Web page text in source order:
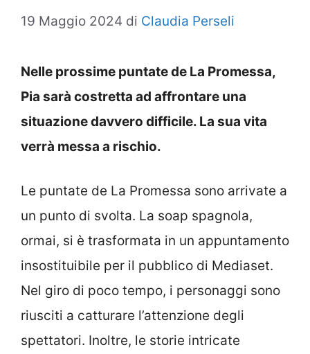
19 Maggio 2024 di Claudia Perseli
Nelle prossime puntate de La Promessa,
Pia sarà costretta ad affrontare una
situazione davvero difficile. La sua vita
verrà messa a rischio.
Le puntate de La Promessa sono arrivate a
un punto di svolta. La soap spagnola,
ormai, si è trasformata in un appuntamento
insostituibile per il pubblico di Mediaset.
Nel giro di poco tempo, i personaggi sono
riusciti a catturare l’attenzione degli
spettatori. Inoltre, le storie intricate